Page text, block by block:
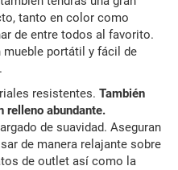
tanto en color como
de entre todos al favorito.
mueble portátil y fácil de
resistentes. También
relleno abundante.
de suavidad. Aseguran
de manera relajante sobre
de outlet así como la